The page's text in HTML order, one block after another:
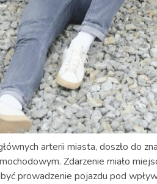
arterii miasta, doszło do
Zdarzenie miało
prowadzenie pojazdu pod